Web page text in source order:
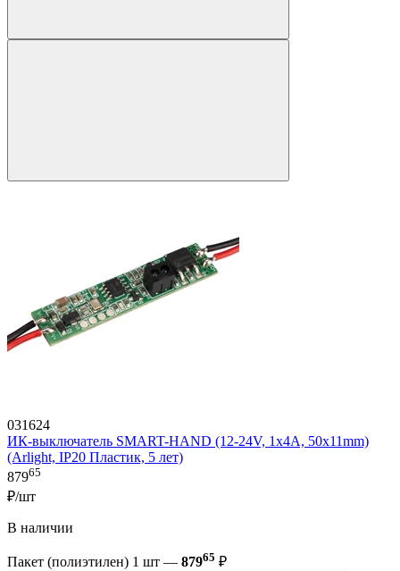
031624
ИК-выключатель SMART-HAND (12-24V, 1х4А, 50x11mm)
(Arlight, IP20 Пластик, 5 лет)
87965
₽/шт
В наличии
Пакет (полиэтилен) 1 шт — 87965 ₽